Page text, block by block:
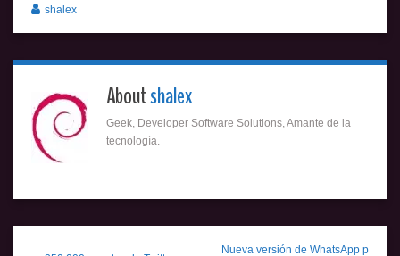
shalex
Aboutshalex
Geek, Developer Software Solutions, Amante de la
tecnología.
Nueva versión de WhatsApp p